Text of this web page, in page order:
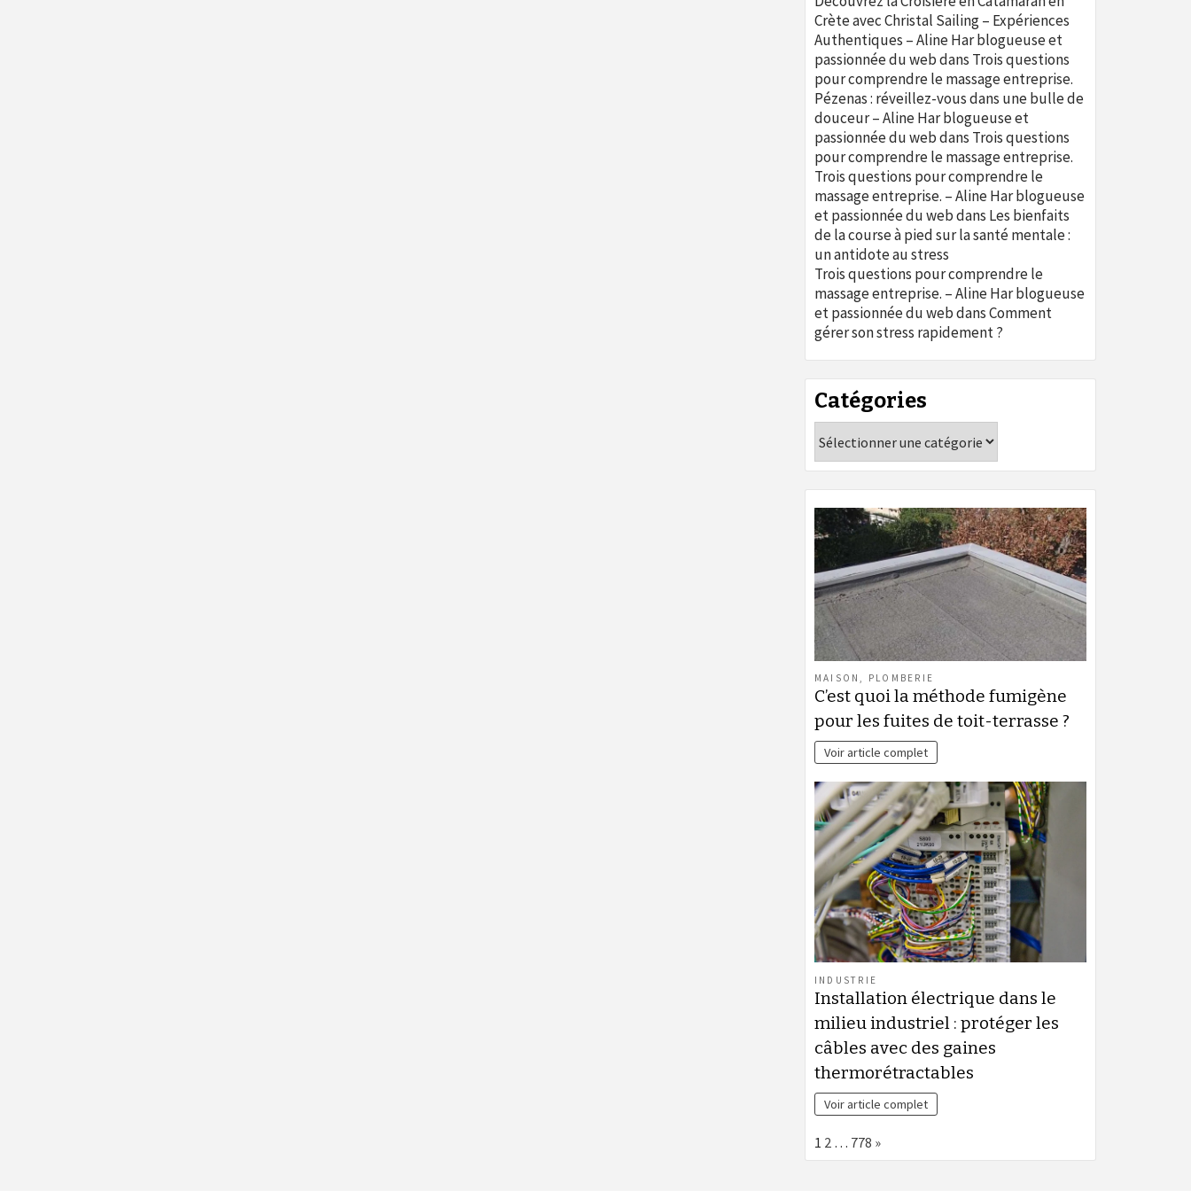
Crète avec Christal Sailing – Expériences
Authentiques – Aline Har blogueuse et
passionnée du webdans Trois questions
pour comprendre le massage entreprise.
Pézenas : réveillez-vous dans une bulle de
douceur – Aline Har blogueuse et
passionnée du webdans Trois questions
pour comprendre le massage entreprise.
Trois questions pour comprendre le
massage entreprise. – Aline Har blogueuse
et passionnée du webdans Les bienfaits
de la course à pied sur la santé mentale :
un antidote au stress
Trois questions pour comprendre le
massage entreprise. – Aline Har blogueuse
et passionnée du webdansComment
gérer son stress rapidement ?
Catégories
MAISON, PLOMBERIE
C’est quoi la méthode fumigène
pour les fuites de toit-terrasse ?
Voir article complet
INDUSTRIE
Installation électrique dans le
milieu industriel : protéger les
câbles avec des gaines
thermorétractables
Voir article complet
Page:
1 2 … 778 Next
»